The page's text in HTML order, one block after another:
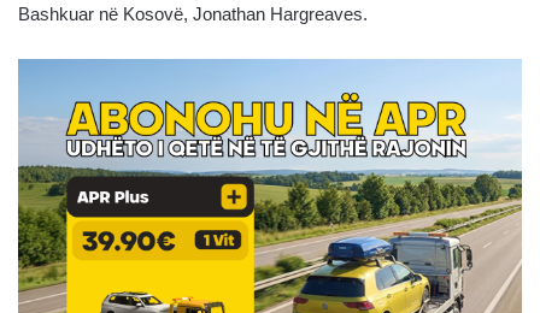
Bashkuar në Kosovë, Jonathan Hargreaves.